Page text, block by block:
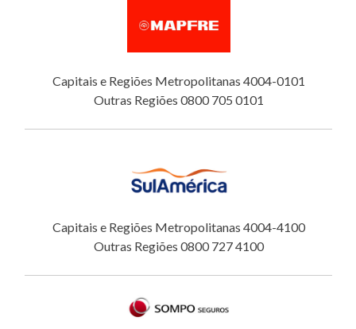
Capitais e Regiões Metropolitanas 4004-0101
Outras Regiões 0800 705 0101
Capitais e Regiões Metropolitanas 4004-4100
Outras Regiões 0800 727 4100